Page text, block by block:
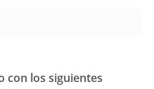
con los siguientes